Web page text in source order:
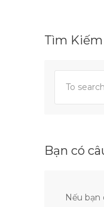
Tìm Kiếm
Bạn có
Nếu bạn